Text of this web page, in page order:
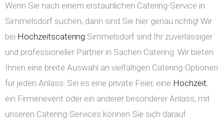
Wenn Sie nach einem erstaunlichen Catering-Service in
Simmelsdorf suchen, dann sind Sie hier genau richtig! Wir
bei Hochzeitscatering Simmelsdorf sind Ihr zuverlässiger
und professioneller Partner in Sachen Catering. Wir bieten
Ihnen eine breite Auswahl an vielfältigen Catering-Optionen
für jeden Anlass. Sei es eine private Feier, eine Hochzeit,
ein Firmenevent oder ein anderer besonderer Anlass, mit
unseren Catering-Services können Sie sich darauf